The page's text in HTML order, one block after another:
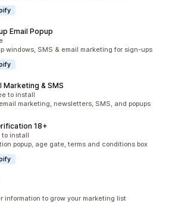
Email Popup
windows, SMS & email marketing for sign-ups
Marketing & SMS
to install
marketing, newsletters, SMS, and popups
18+
to install
popup, age gate, terms and conditions box
information to grow your marketing list